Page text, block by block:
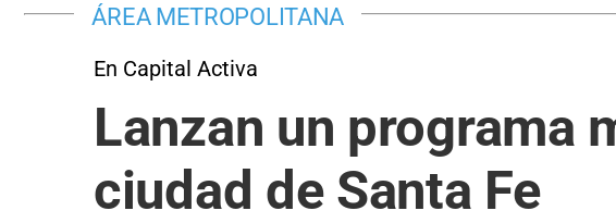
ÁREA METROPOLITANA
En Capital Activa
Lanzan un programa
ciudad de Santa Fe